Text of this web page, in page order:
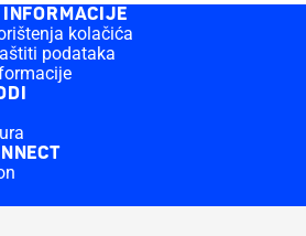
kolačića
podataka